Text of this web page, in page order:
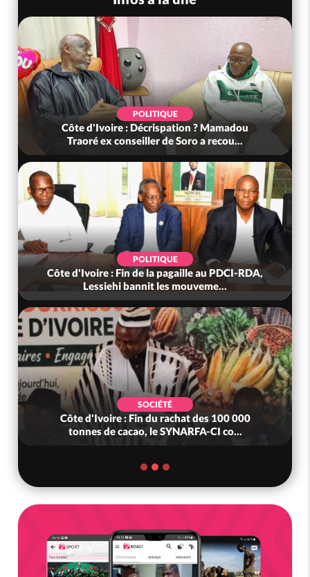
POLITIQUE
Côte d'Ivoire : Décrispation ? Mamadou
Traoré ex conseiller de Soro a recou...
POLITIQUE
Côte d'Ivoire : Fin de la pagaille au PDCI-RDA,
Lessiehi bannit les mouveme...
SOCIÉTÉ
Côte d'Ivoire : Fin du rachat des 100 000
tonnes de cacao, le SYNARFA-CI co...